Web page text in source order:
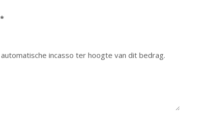
*
incasso ter hoogte van dit bedrag.